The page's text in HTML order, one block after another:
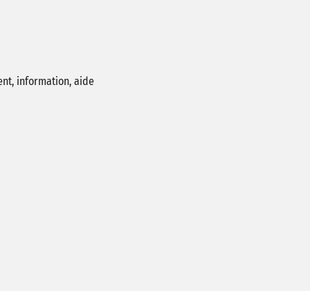
information, aide